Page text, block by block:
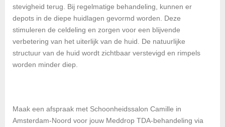
stevigheid terug. Bij regelmatige behandeling, kunnen er
depots in de diepe huidlagen gevormd worden. Deze
stimuleren de celdeling en zorgen voor een blijvende
verbetering van het uiterlijk van de huid. De natuurlijke
structuur van de huid wordt zichtbaar verstevigd en rimpels
worden minder diep.
Maak een afspraak met Schoonheidssalon Camille in
Amsterdam-Noord voor jouw Meddrop TDA-behandeling via